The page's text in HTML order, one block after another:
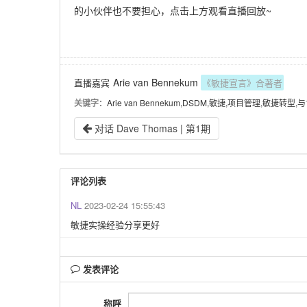
的小伙伴也不要担心，点击上方观看直播回放~
直播嘉宾 Arie van Bennekum 《敏捷宣言》合著者
关键字：Arie van Bennekum,DSDM,敏捷,项目管理,敏捷转型,
对话 Dave Thomas | 第1期
评论列表
NL 2023-02-24 15:55:43
敏捷实操经验分享更好
发表评论
称呼